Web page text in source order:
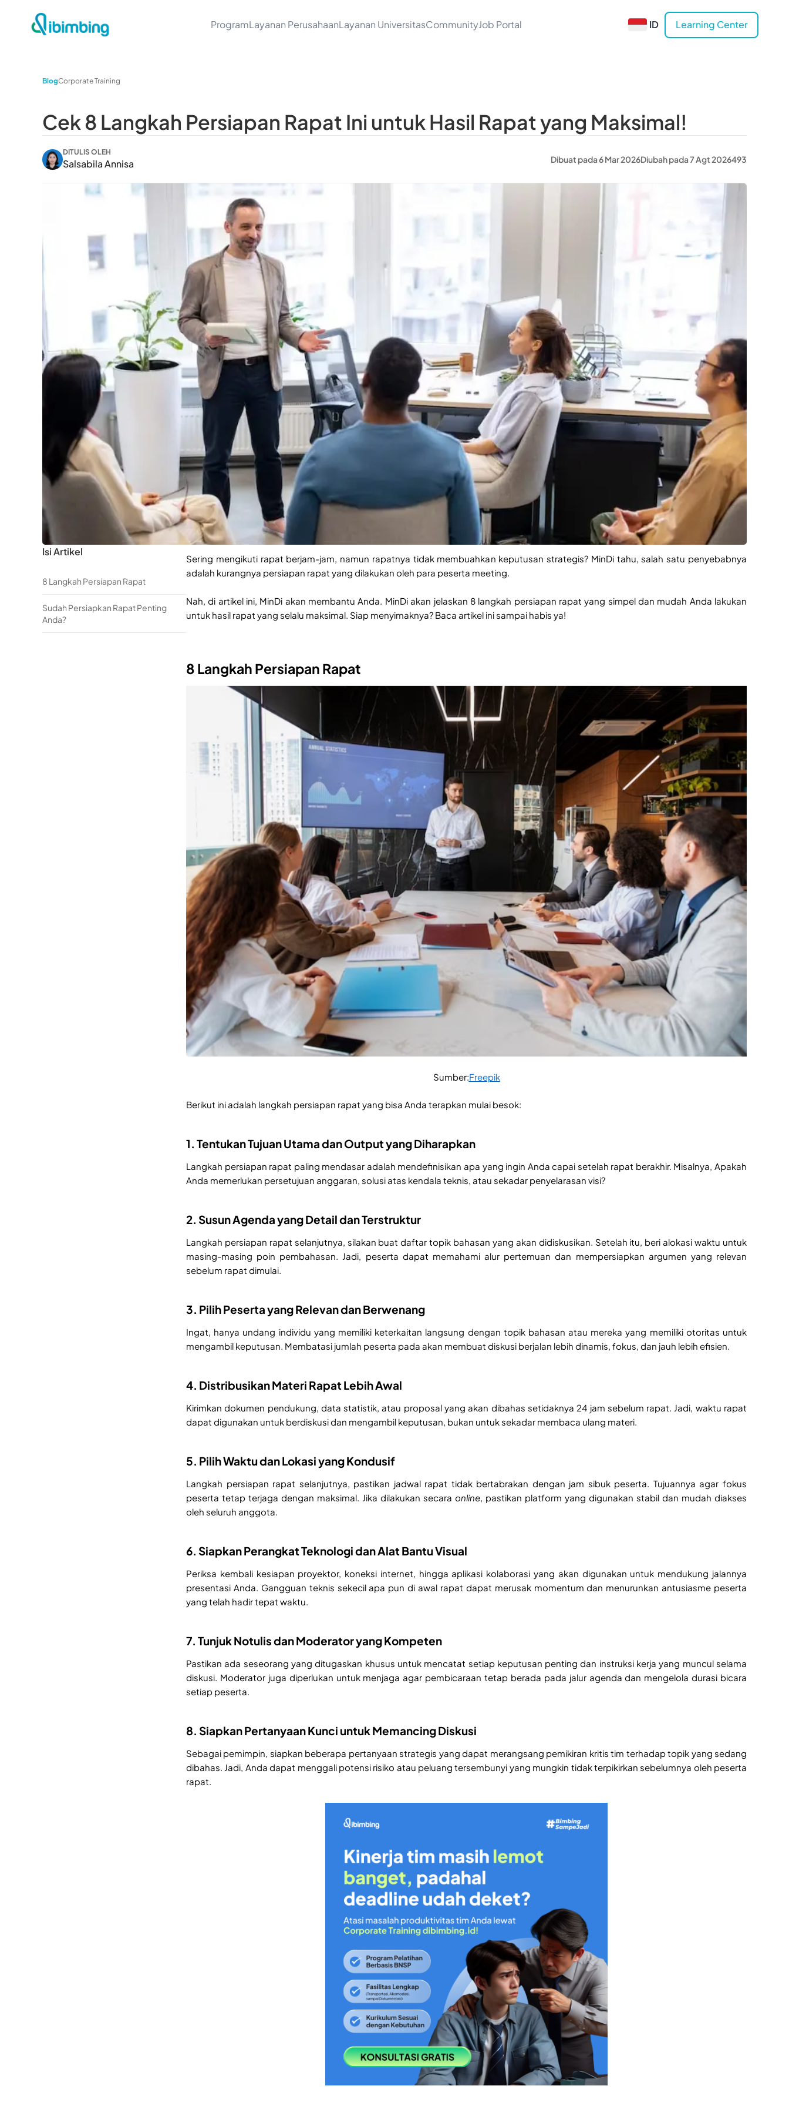
ProgramLayanan PerusahaanLayanan UniversitasCommunityJob Portal ID Learning Center
BlogCorporate Training
Cek 8 Langkah Persiapan Rapat Ini untuk Hasil Rapat yang Maksimal!
DITULIS OLEH
Salsabila Annisa Dibuat pada 6 Mar 2026Diubah pada 7 Agt 2026493
Isi Artikel
8 Langkah Persiapan Rapat
Sudah Persiapkan Rapat Penting
Anda?
Sering mengikuti rapat berjam-jam, namun rapatnya tidak membuahkan keputusan strategis? MinDi tahu, salah satu penyebabnya
adalah kurangnya persiapan rapat yang dilakukan oleh para peserta meeting.
Nah, di artikel ini, MinDi akan membantu Anda. MinDi akan jelaskan 8 langkah persiapan rapat yang simpel dan mudah Anda lakukan
untuk hasil rapat yang selalu maksimal. Siap menyimaknya? Baca artikel ini sampai habis ya!
8 Langkah Persiapan Rapat
Sumber:Freepik
Berikut ini adalah langkah persiapan rapat yang bisa Anda terapkan mulai besok:
1. Tentukan Tujuan Utama dan Output yang Diharapkan
Langkah persiapan rapat paling mendasar adalah mendefinisikan apa yang ingin Anda capai setelah rapat berakhir. Misalnya, Apakah
Anda memerlukan persetujuan anggaran, solusi atas kendala teknis, atau sekadar penyelarasan visi?
2. Susun Agenda yang Detail dan Terstruktur
Langkah persiapan rapat selanjutnya, silakan buat daftar topik bahasan yang akan didiskusikan. Setelah itu, beri alokasi waktu untuk
masing-masing poin pembahasan. Jadi, peserta dapat memahami alur pertemuan dan mempersiapkan argumen yang relevan
sebelum rapat dimulai.
3. Pilih Peserta yang Relevan dan Berwenang
Ingat, hanya undang individu yang memiliki keterkaitan langsung dengan topik bahasan atau mereka yang memiliki otoritas untuk
mengambil keputusan. Membatasi jumlah peserta pada akan membuat diskusi berjalan lebih dinamis, fokus, dan jauh lebih efisien.
4. Distribusikan Materi Rapat Lebih Awal
Kirimkan dokumen pendukung, data statistik, atau proposal yang akan dibahas setidaknya 24 jam sebelum rapat. Jadi, waktu rapat
dapat digunakan untuk berdiskusi dan mengambil keputusan, bukan untuk sekadar membaca ulang materi.
5. Pilih Waktu dan Lokasi yang Kondusif
Langkah persiapan rapat selanjutnya, pastikan jadwal rapat tidak bertabrakan dengan jam sibuk peserta. Tujuannya agar fokus
peserta tetap terjaga dengan maksimal. Jika dilakukan secara online, pastikan platform yang digunakan stabil dan mudah diakses
oleh seluruh anggota.
6. Siapkan Perangkat Teknologi dan Alat Bantu Visual
Periksa kembali kesiapan proyektor, koneksi internet, hingga aplikasi kolaborasi yang akan digunakan untuk mendukung jalannya
presentasi Anda. Gangguan teknis sekecil apa pun di awal rapat dapat merusak momentum dan menurunkan antusiasme peserta
yang telah hadir tepat waktu.
7. Tunjuk Notulis dan Moderator yang Kompeten
Pastikan ada seseorang yang ditugaskan khusus untuk mencatat setiap keputusan penting dan instruksi kerja yang muncul selama
diskusi. Moderator juga diperlukan untuk menjaga agar pembicaraan tetap berada pada jalur agenda dan mengelola durasi bicara
setiap peserta.
8. Siapkan Pertanyaan Kunci untuk Memancing Diskusi
Sebagai pemimpin, siapkan beberapa pertanyaan strategis yang dapat merangsang pemikiran kritis tim terhadap topik yang sedang
dibahas. Jadi, Anda dapat menggali potensi risiko atau peluang tersembunyi yang mungkin tidak terpikirkan sebelumnya oleh peserta
rapat.